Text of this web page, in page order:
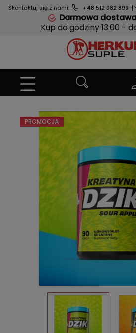
Skontaktuj się z nami: +48 512 082 899
Darmowa dostawa
Kup do godziny 13:00 -
PROMOCJA